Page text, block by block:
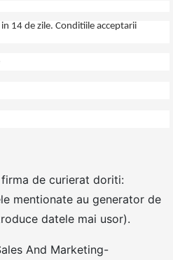
14 de zile. Conditiile acceptarii
de curierat doriti:
mentionate au generator de
datele mai usor).
And Marketing-